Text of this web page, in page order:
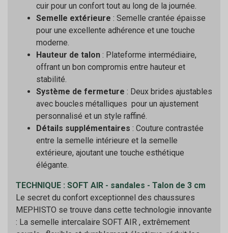
cuir pour un confort tout au long de la journée.
Semelle extérieure : Semelle crantée épaisse
pour une excellente adhérence et une touche
moderne.
Hauteur de talon : Plateforme intermédiaire,
offrant un bon compromis entre hauteur et
stabilité.
Système de fermeture : Deux brides ajustables
avec boucles métalliques pour un ajustement
personnalisé et un style raffiné.
Détails supplémentaires : Couture contrastée
entre la semelle intérieure et la semelle
extérieure, ajoutant une touche esthétique
élégante.
TECHNIQUE : SOFT AIR - sandales - Talon de 3 cm
Le secret du confort exceptionnel des chaussures
MEPHISTO se trouve dans cette technologie innovante
: La semelle intercalaire SOFT AIR , extrêmement